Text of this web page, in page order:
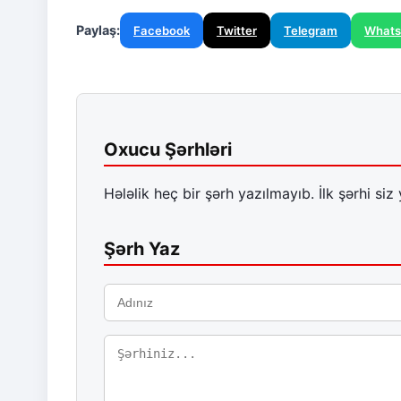
Paylaş: Facebook Twitter Telegram
Oxucu Şərhləri
Hələlik heç bir şərh yazılmayıb. İlk şərhi siz
Şərh Yaz